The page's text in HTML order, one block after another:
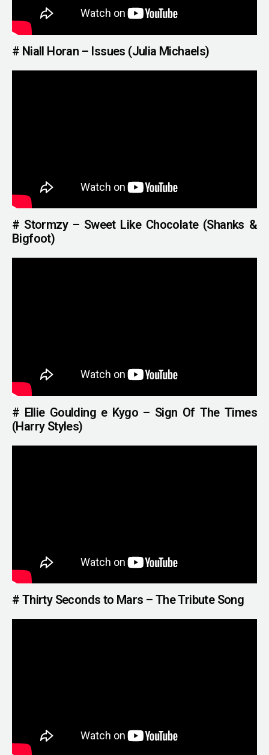
# Niall Horan – Issues (Julia Michaels)
# Stormzy – Sweet Like Chocolate (Shanks &
Bigfoot)
# Ellie Goulding e Kygo – Sign Of The Times
(Harry Styles)
# Thirty Seconds to Mars – The Tribute Song